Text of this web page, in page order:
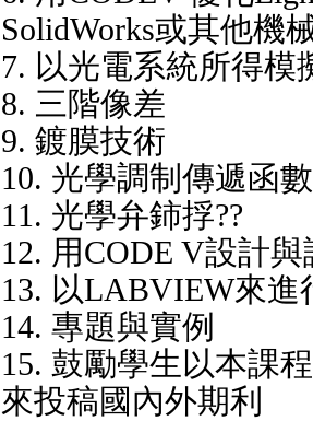
SolidWorks或其他機
7. 以光電系統所得模
8. 三階像差
9. 鍍膜技術
10. 光學調制傳遞函數
11. 光學弁鈰捊??
12. 用CODE V設計
13. 以LABVIEW來
14. 專題與實例
15. 鼓勵學生以本課
來投稿國內外期利